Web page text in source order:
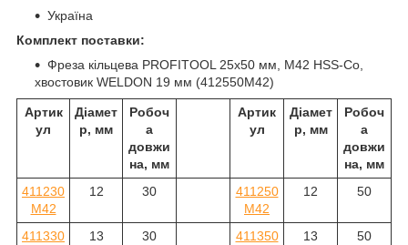
Україна
Комплект поставки:
Фреза кільцева PROFITOOL 25х50 мм, M42 HSS-Co,
хвостовик WELDON 19 мм (412550M42)
Артик
ул
Діамет
р, мм
Робоч
а
довжи
на, мм
Артик
ул
Діамет
р, мм
Робоч
а
довжи
на, мм
411230
M42
12 30
411250
M42
12 50
411330
13 30
411350
13 50